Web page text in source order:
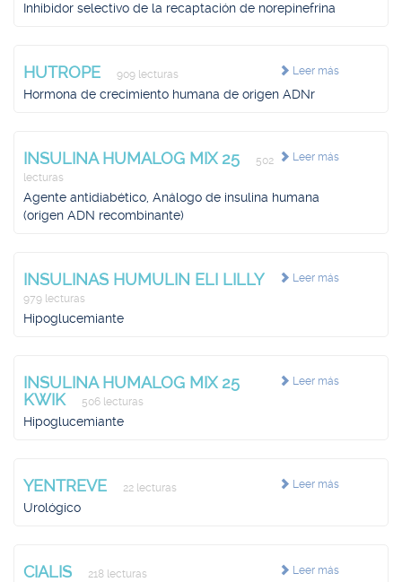
Inhibidor selectivo de la recaptación de norepinefrina
Leer más
HUTROPE 909 lecturas
Hormona de crecimiento humana de origen ADNr
Leer más
INSULINA HUMALOG MIX 25
502
lecturas
Agente antidiabético, Análogo de insulina humana
(origen ADN recombinante)
Leer más
INSULINAS HUMULIN ELI LILLY
979 lecturas
Hipoglucemiante
Leer más
INSULINA HUMALOG MIX 25
KWIK
506 lecturas
Hipoglucemiante
Leer más
YENTREVE 22 lecturas
Urológico
Leer más
CIALIS 218 lecturas